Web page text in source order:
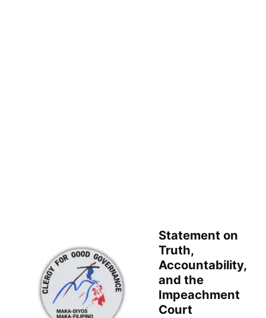
Statement on
Truth,
Accountability,
and the
Impeachment
Court